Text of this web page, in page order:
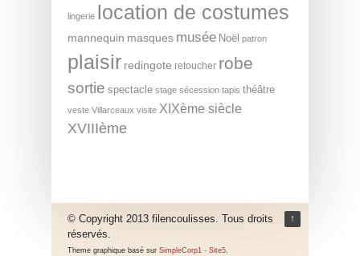
lingerie location de costumes
mannequin masques musée Noël patron
plaisir redingote retoucher robe
sortie spectacle stage sécession tapis théâtre
veste Villarceaux visite XIXème siècle
XVIIIème
↑
© Copyright 2013 filencoulisses. Tous droits
réservés.
Theme graphique basé sur SimpleCorp1 - Site5